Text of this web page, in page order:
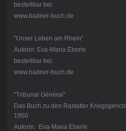
bestellbar bei:
www.badner-buch.de
"Unser Leben am Rhein"
Autorin: Eva-Maria Eberle
bestellbar bei:
www.badner-buch.de
"Tribunal Général"
Das Buch zu den Rastatter
1950
Autorin: Eva-Maria Eberle